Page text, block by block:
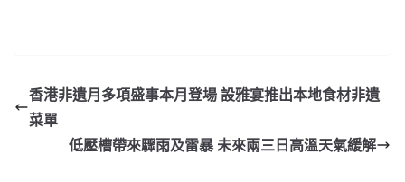
香港非遺月多項盛事本月登場 設雅宴推出本地食材非遺
菜單
低壓槽帶來驟雨及雷暴 未來兩三日高溫天氣緩解